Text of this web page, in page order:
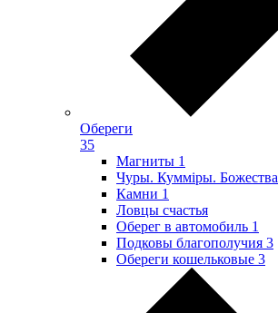
Обереги
35
Магниты 1
Чуры. Куммiры. Божества
Камни 1
Ловцы счастья
Оберег в автомобиль 1
Подковы благополучия 3
Обереги кошельковые 3